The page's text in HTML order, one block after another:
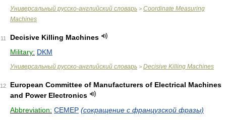
Универсальный русско-английский словарь > Coordinate Measuring
Machines
11
Decisive Killing Machines
Military: DKM
Универсальный русско-английский словарь > Decisive Killing Machines
12
European Committee of Manufacturers of Electrical Machines
and Power Electronics
Abbreviation: CEMEP (сокращение с французской фразы)